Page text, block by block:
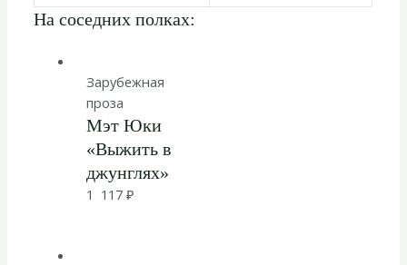
На соседних полках:
Зарубежная
проза
Мэт Юки
«Выжить в
джунглях»
1 117₽